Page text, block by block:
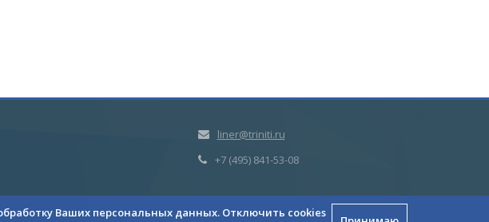
Ваших персональных данных. Отключить cookies
liner@triniti.ru
+7 (495) 841-53-08